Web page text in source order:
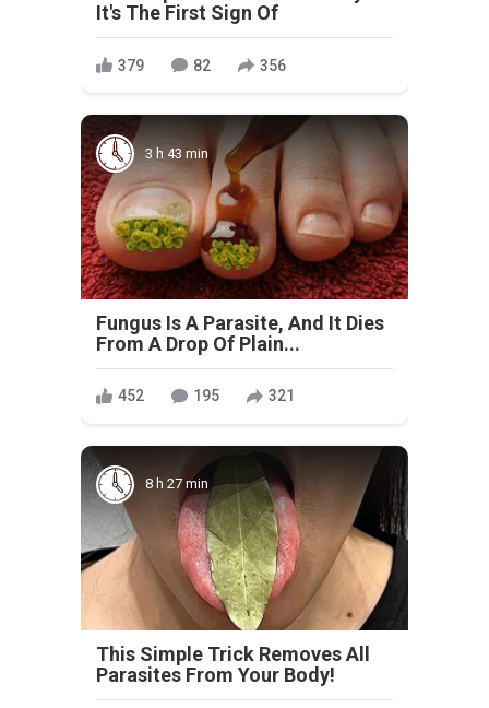
It's The First Sign Of
379 82 356
3 h 43 min
Fungus Is A Parasite, And It Dies
From A Drop Of Plain...
452 195 321
8 h 27 min
This Simple Trick Removes All
Parasites From Your Body!